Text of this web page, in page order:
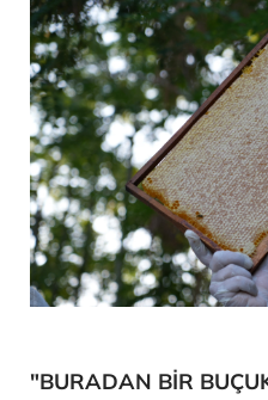
"BURADAN BİR